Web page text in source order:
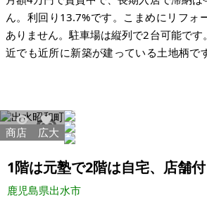
ん。利回り13.7%です。こまめにリフォ
ありません。駐車場は縦列で2台可能で
近でも近所に新築が建っている土地柄で
公簿売買でのお取引きとなります。
3092 12
商店 広大
1階は元塾で2階は自宅、店舗
鹿児島県出水市